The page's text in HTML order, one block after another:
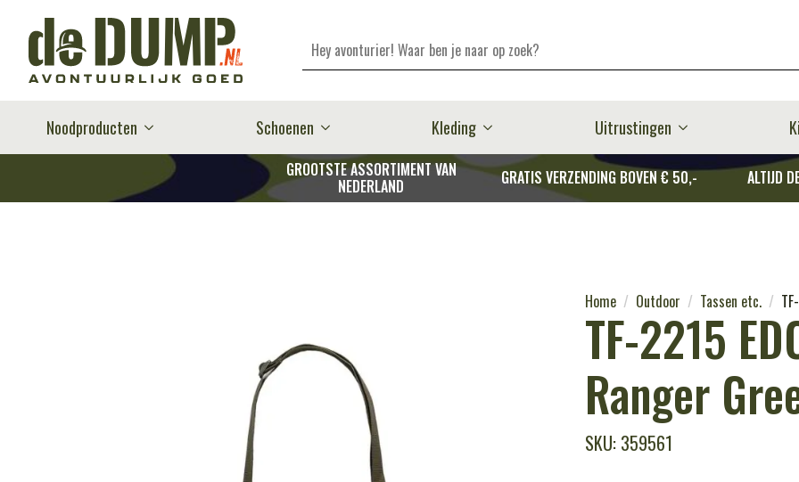
Zoeken
Noodproducten Schoenen Kleding Uitrustingen
GROOTSTE ASSORTIMENT VAN
NEDERLAND GRATIS VERZENDING BOVEN € 50,- ALTIJD
Home Outdoor Tassen etc.
TF-2215
Ranger
SKU: 359561